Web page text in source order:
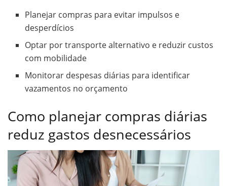
Planejar compras para evitar impulsos e
desperdícios
Optar por transporte alternativo e reduzir custos
com mobilidade
Monitorar despesas diárias para identificar
vazamentos no orçamento
Como planejar compras diárias
reduz gastos desnecessários